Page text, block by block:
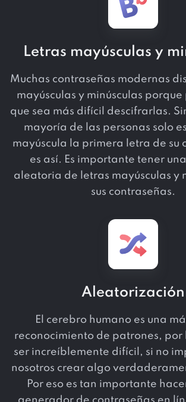
Letras mayúsculas y
Muchas contraseñas modernas
mayúsculas y minúsculas
que sea más difícil descifrarlas.
mayoría de las personas solo
mayúscula la primera letra de su
es así. Es importante tener
aleatoria de letras mayúsculas y
sus contraseñas.
Aleatorización
El cerebro humano es una
reconocimiento de patrones, por
ser increíblemente difícil, si no
nosotros crear algo
Por eso es tan importante